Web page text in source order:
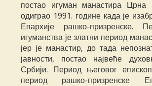
постао игуман манастира Црна
одиграо 1991. године када је
Епархије рашко-призренске.
игуманства је златни период
јер је манастир, до тада
јавности, постао највеће
Србији. Период његовог
период рашко-призренске